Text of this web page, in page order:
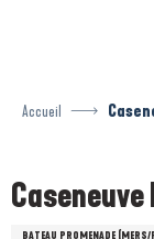
Accueil
BATEAU PROMENADE (MERS/